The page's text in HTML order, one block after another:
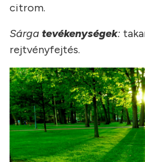
citrom.
Sárga tevékenységek:
rejtvényfejtés.